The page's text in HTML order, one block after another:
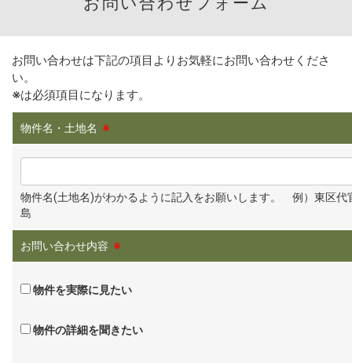
お問い合わせは下記の項目よりお気軽にお問い合わせくださ
い。
※は必須項目になります。
物件名・土地名 ※
物件名(土地名)がわかるように記入をお願いします。 例）東区代
島
お問い合わせ内容 ※
物件を実際に見たい
物件の詳細を聞きたい